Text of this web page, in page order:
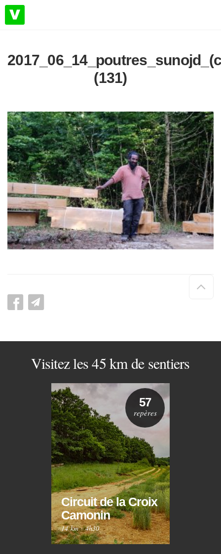
(131)
de
Visitez les 45 km de sentiers
Circuit de la Croix
Camonin
14 km·4h30
57
repères